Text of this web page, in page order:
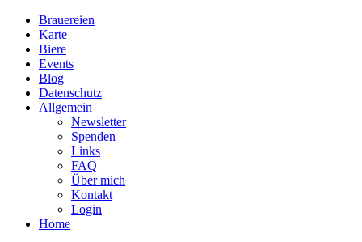
Brauereien
Karte
Biere
Events
Blog
Datenschutz
Allgemein
Newsletter
Spenden
Links
FAQ
Über mich
Kontakt
Login
Home